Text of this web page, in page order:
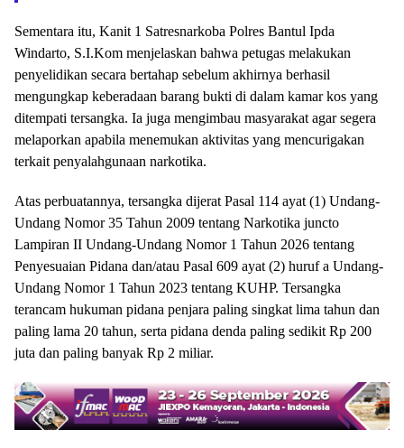
Sementara itu, Kanit 1 Satresnarkoba Polres Bantul Ipda
Windarto, S.I.Kom menjelaskan bahwa petugas melakukan
penyelidikan secara bertahap sebelum akhirnya berhasil
mengungkap keberadaan barang bukti di dalam kamar kos yang
ditempati tersangka. Ia juga mengimbau masyarakat agar segera
melaporkan apabila menemukan aktivitas yang mencurigakan
terkait penyalahgunaan narkotika.
Atas perbuatannya, tersangka dijerat Pasal 114 ayat (1) Undang-
Undang Nomor 35 Tahun 2009 tentang Narkotika juncto
Lampiran II Undang-Undang Nomor 1 Tahun 2026 tentang
Penyesuaian Pidana dan/atau Pasal 609 ayat (2) huruf a Undang-
Undang Nomor 1 Tahun 2023 tentang KUHP. Tersangka
terancam hukuman pidana penjara paling singkat lima tahun dan
paling lama 20 tahun, serta pidana denda paling sedikit Rp 200
juta dan paling banyak Rp 2 miliar.